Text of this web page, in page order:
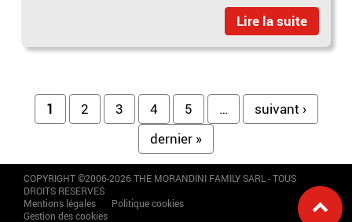
Lire la suite
Pages
1 2 3 4 5 …
suivant ›
dernier »
COPYRIGHT ©2006-2026 THE MORANDINI FAMILY SARL - TOUS
DROITS RESERVES
Mentions légales
Politique cookies
Gestion des cookies